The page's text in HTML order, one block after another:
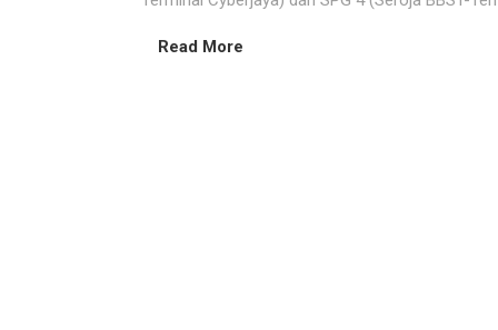
Read More